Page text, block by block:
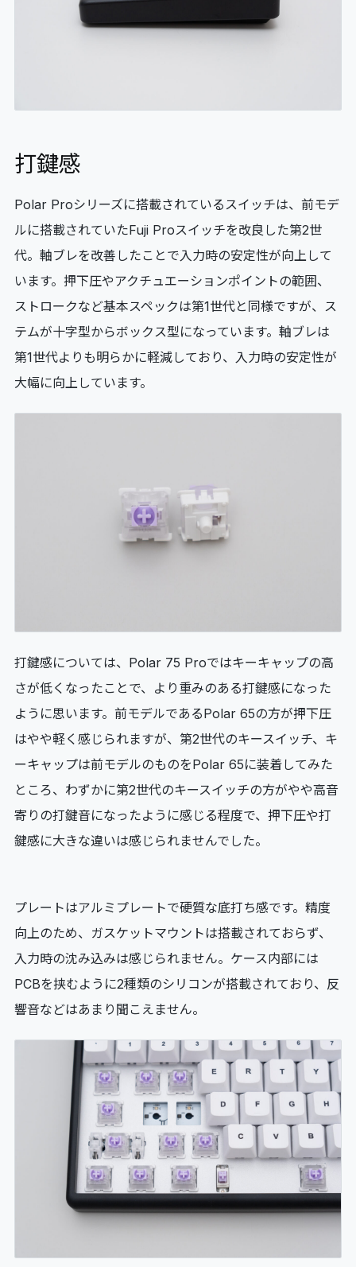
打鍵感
Polar Proシリーズに搭載されているスイッチは、前モデ
ルに搭載されていたFuji Proスイッチを改良した第2世
代。軸ブレを改善したことで入力時の安定性が向上して
います。押下圧やアクチュエーションポイントの範囲、
ストロークなど基本スペックは第1世代と同様ですが、ス
テムが十字型からボックス型になっています。軸ブレは
第1世代よりも明らかに軽減しており、入力時の安定性が
大幅に向上しています。
打鍵感については、Polar 75 Proではキーキャップの高
さが低くなったことで、より重みのある打鍵感になった
ように思います。前モデルであるPolar 65の方が押下圧
はやや軽く感じられますが、第2世代のキースイッチ、キ
ーキャップは前モデルのものをPolar 65に装着してみた
ところ、わずかに第2世代のキースイッチの方がやや高音
寄りの打鍵音になったように感じる程度で、押下圧や打
鍵感に大きな違いは感じられませんでした。
プレートはアルミプレートで硬質な底打ち感です。精度
向上のため、ガスケットマウントは搭載されておらず、
入力時の沈み込みは感じられません。ケース内部には
PCBを挟むように2種類のシリコンが搭載されており、反
響音などはあまり聞こえません。